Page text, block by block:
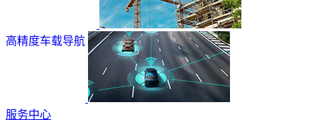
高精度车载导航
服务中心